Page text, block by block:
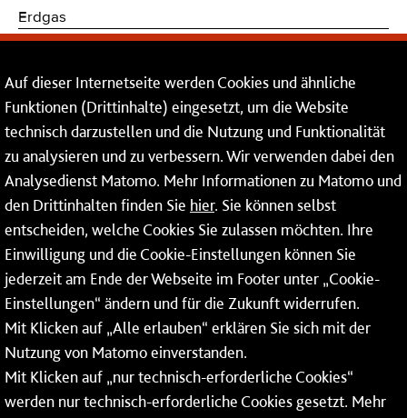
Erdgas
Kommunikations- und Sicherheitstechnik
Service
Mainzer Netze GmbH
Rheinallee 41
55118 Mainz
Tel.:06131 - 12 74 74
Fax: 06131 - 12 74 77
Auf dieser Internetseite werden Cookies und ähnliche
Funktionen (Drittinhalte) eingesetzt, um die Website
technisch darzustellen und die Nutzung und Funktionalität
zu analysieren und zu verbessern. Wir verwenden dabei den
Analysedienst Matomo. Mehr Informationen zu Matomo und
den Drittinhalten finden Sie hier. Sie können selbst
entscheiden, welche Cookies Sie zulassen möchten. Ihre
Einwilligung und die Cookie-Einstellungen können Sie
jederzeit am Ende der Webseite im Footer unter „Cookie-
Einstellungen“ ändern und für die Zukunft widerrufen.
Mit Klicken auf „Alle erlauben“ erklären Sie sich mit der
Nutzung von Matomo einverstanden.
Mit Klicken auf „nur technisch-erforderliche Cookies“
werden nur technisch-erforderliche Cookies gesetzt. Mehr